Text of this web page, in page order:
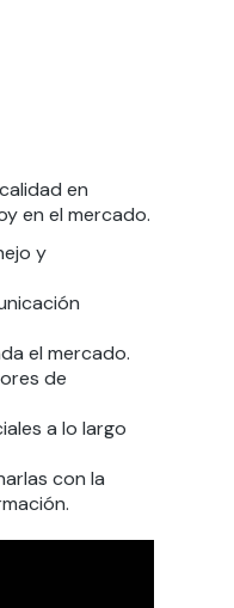
en
en el mercado.
y
el mercado.
de
a lo largo
con la